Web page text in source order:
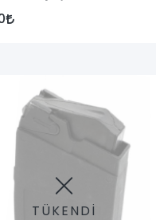
belirtilmelidir.
mi olduğu ürün adından
ve mühimmat çalışma
TÜKENDİ